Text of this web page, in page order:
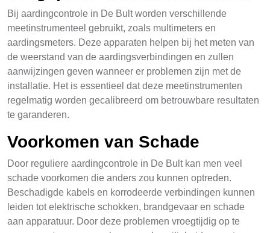
Bij aardingcontrole in De Bult worden verschillende
meetinstrumenteel gebruikt, zoals multimeters en
aardingsmeters. Deze apparaten helpen bij het meten van
de weerstand van de aardingsverbindingen en zullen
aanwijzingen geven wanneer er problemen zijn met de
installatie. Het is essentieel dat deze meetinstrumenten
regelmatig worden gecalibreerd om betrouwbare resultaten
te garanderen.
Voorkomen van Schade
Door reguliere aardingcontrole in De Bult kan men veel
schade voorkomen die anders zou kunnen optreden.
Beschadigde kabels en korrodeerde verbindingen kunnen
leiden tot elektrische schokken, brandgevaar en schade
aan apparatuur. Door deze problemen vroegtijdig op te